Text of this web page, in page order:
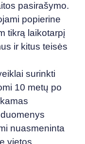
pasirašymo.
popierine
tikrą laikotarpį
ir kitus teisės
surinkti
10 metų po
nuasmeninta
vietos